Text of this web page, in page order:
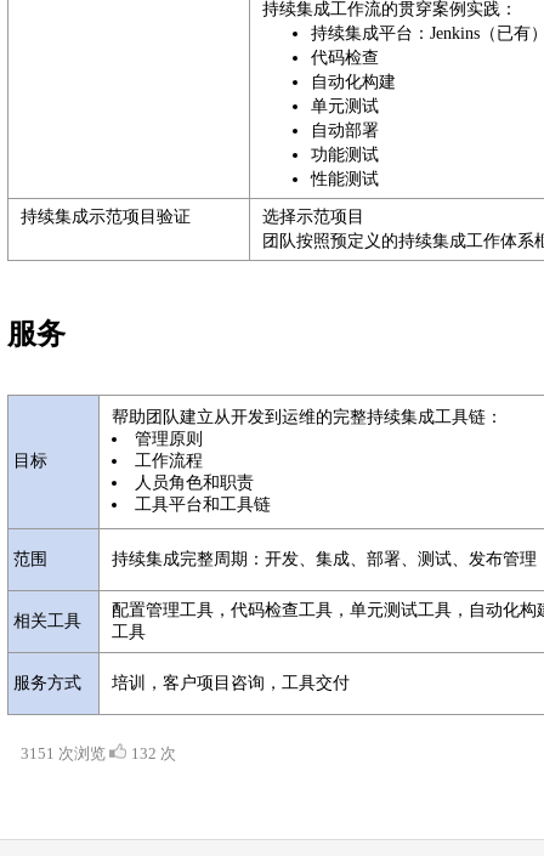
持续集成工作流的贯穿案例实践：
持续集成平台：Jenkins（已有
代码检查
自动化构建
单元测试
自动部署
功能测试
性能测试
持续集成示范项目验证
选择示范项目
团队按照预定义的持续集成工作体系
服务
目标
帮助团队建立从开发到运维的完整持续集成工具链：
管理原则
工作流程
人员角色和职责
工具平台和工具链
范围 持续集成完整周期：开发、集成、部署、测试、发布管理
相关工具
配置管理工具，代码检查工具，单元测试工具，自动化
工具
服务方式 培训，客户项目咨询，工具交付
3151 次浏览 132 次